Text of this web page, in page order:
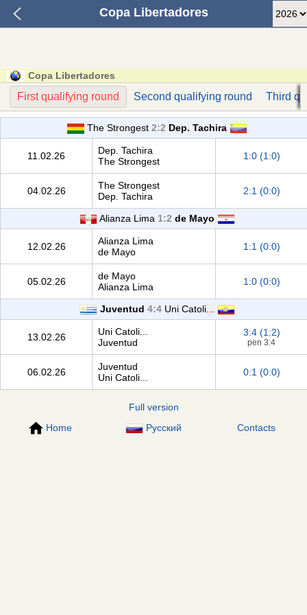
Copa Libertadores
Copa Libertadores
First qualifying round Second qualifying round Third
The Strongest 2:2 Dep. Tachira
11.02.26
Dep. Tachira
The Strongest
1:0 (1:0)
04.02.26
The Strongest
Dep. Tachira
2:1 (0:0)
Alianza Lima 1:2 de Mayo
12.02.26
Alianza Lima
de Mayo
1:1 (0:0)
05.02.26
de Mayo
Alianza Lima
1:0 (0:0)
Juventud 4:4 Uni Catoli...
13.02.26
Uni Catoli...
Juventud
3:4 (1:2)
pen 3:4
06.02.26
Juventud
Uni Catoli...
0:1 (0:0)
Full version
Home
Русский Contacts